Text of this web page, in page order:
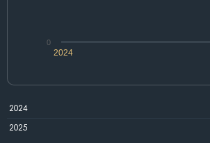
2024
0
2024
2025